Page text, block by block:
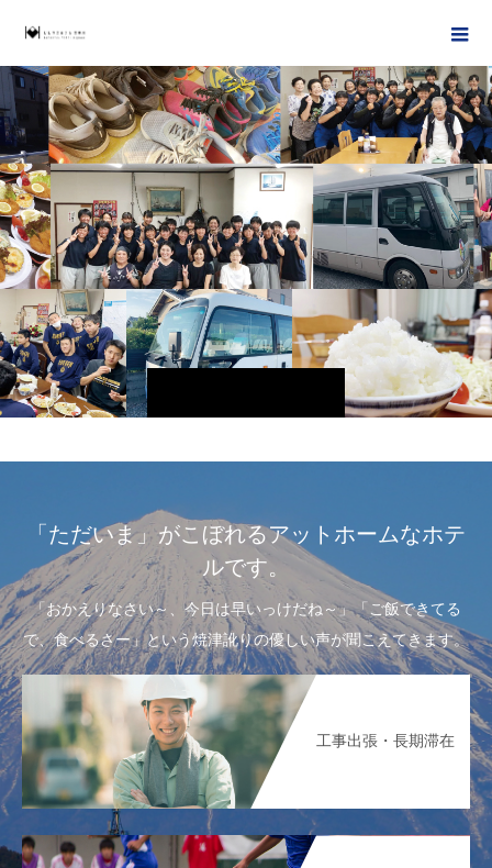
「ただいま」がこぼれるアットホームなホテ
ルです。
「おかえりなさい～、今日は早いっけだね～」「ご飯できてる
で、食べるさー」という焼津訛りの優しい声が聞こえてきます。
工事出張・長期滞在